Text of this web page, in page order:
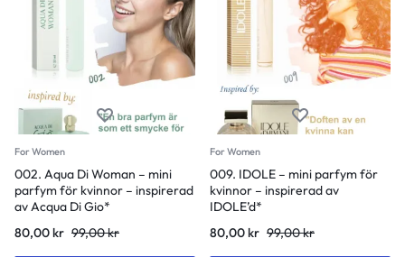
For Women
002. Aqua Di Woman – mini
parfym för kvinnor – inspirerad
av Acqua Di Gio*
80,00kr 99,00kr
For Women
009. IDOLE – mini parfym för
kvinnor – inspirerad av
IDOLE’d*
80,00kr 99,00kr